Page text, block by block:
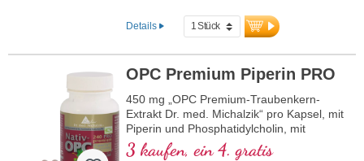
Details
OPC Premium Piperin PRO
450 mg „OPC Premium-Traubenkern-
Extrakt Dr. med. Michalzik“ pro Kapsel, mit
Piperin und Phosphatidylcholin, mit
mindestens 240 mg reinem OPC
3 kaufen, ein 4. gratis